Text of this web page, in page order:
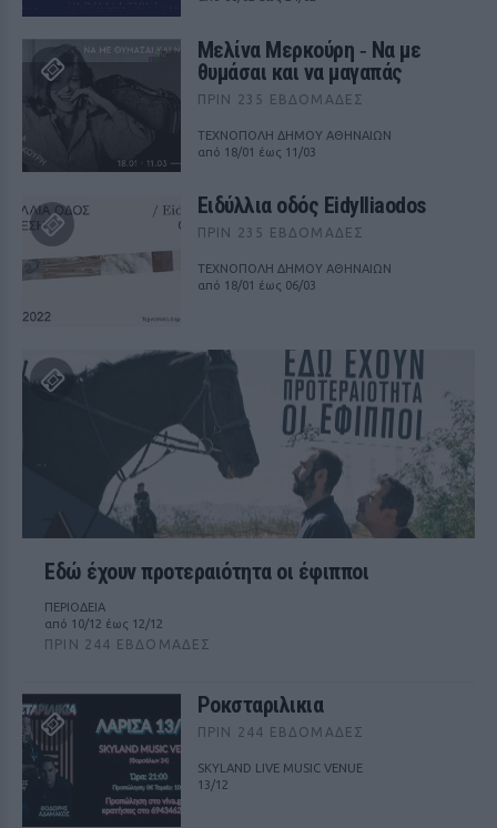
Μελίνα Μερκούρη ‑ Να με
θυμάσαι και να μαγαπάς
ΠΡΙΝ 235 ΕΒΔΟΜΆΔΕΣ
ΤΕΧΝΟΠΟΛΗ ΔΗΜΟΥ ΑΘΗΝΑΙΩΝ
από 18/01 έως 11/03
Ειδύλλια οδός Eidylliaodos
ΠΡΙΝ 235 ΕΒΔΟΜΆΔΕΣ
ΤΕΧΝΟΠΟΛΗ ΔΗΜΟΥ ΑΘΗΝΑΙΩΝ
από 18/01 έως 06/03
Εδώ έχουν προτεραιότητα οι έφιπποι
ΠΕΡΙΟΔΕΙΑ
από 10/12 έως 12/12
ΠΡΙΝ 244 ΕΒΔΟΜΆΔΕΣ
Ροκσταριλικια
ΠΡΙΝ 244 ΕΒΔΟΜΆΔΕΣ
SKYLAND LIVE MUSIC VENUE
13/12